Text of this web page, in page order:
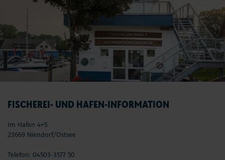
FISCHEREI- UND HAFEN-INFORMATION
Im Hafen 4+5
23669 Niendorf/Ostsee
Telefon: 04503-3577 50